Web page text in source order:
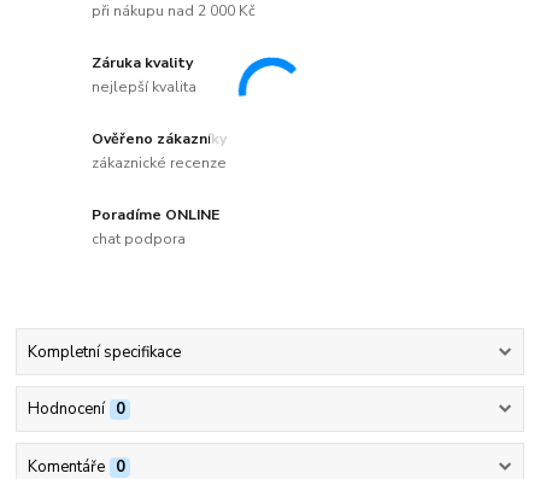
při nákupu nad 2 000 Kč
Záruka kvality
nejlepší kvalita
Ověřeno zákazníky
zákaznické recenze
Poradíme ONLINE
chat podpora
Kompletní specifikace
Hodnocení 0
Komentáře 0